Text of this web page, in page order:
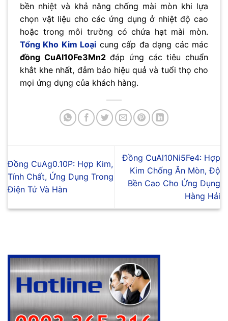
bền nhiệt và khả năng chống mài mòn khi lựa
chọn vật liệu cho các ứng dụng ở nhiệt độ cao
hoặc trong môi trường có chứa hạt mài mòn.
Tổng Kho Kim Loại cung cấp đa dạng các mác
đồng CuAl10Fe3Mn2đáp ứng các tiêu chuẩn
khắt khe nhất, đảm bảo hiệu quả và tuổi thọ cho
mọi ứng dụng của khách hàng.
Đồng CuAg0.10P: Hợp Kim,
Tính Chất, Ứng Dụng Trong
Điện Tử Và Hàn
Đồng CuAl10Ni5Fe4: Hợp
Kim Chống Ăn Mòn, Độ
Bền Cao Cho Ứng Dụng
Hàng Hải